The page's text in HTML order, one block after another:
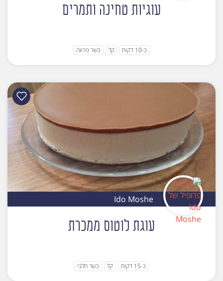
עוגיות טחינה ותמרים
כ-10 דקות קל כשר פרווה
Ido Moshe
עוגת לוטוס ממכרת
כ-15 דקות קל כשר חלבי